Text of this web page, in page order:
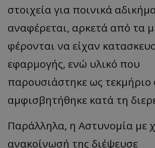
στοιχεία για ποινικά
αναφέρεται, αρκετά από τα
φέρονται να είχαν
εφαρμογής, ενώ υλικό που
παρουσιάστηκε ως τεκμήριο
αμφισβητήθηκε κατά τη
Παράλληλα, η Αστυνομία με
ανακοίνωσή της διέψευσε